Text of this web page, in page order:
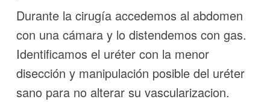
Durante la cirugía accedemos al abdomen
con una cámara y lo distendemos con gas.
Identificamos el uréter con la menor
disección y manipulación posible del uréter
sano para no alterar su vascularizacion.